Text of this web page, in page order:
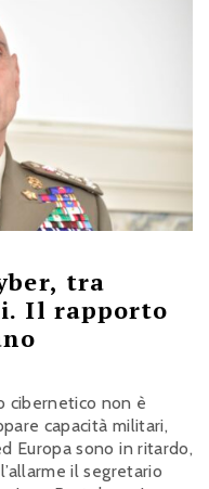
tra
Il rapporto
cibernetico non è
capacità militari,
Europa sono in ritardo,
il segretario